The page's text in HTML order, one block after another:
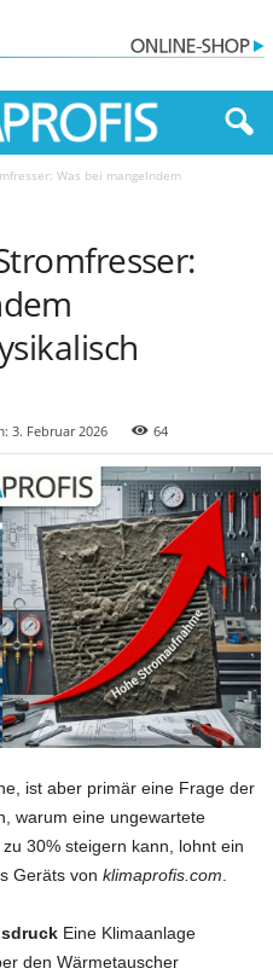
Was bei mangelndem
3. Februar 2026 64
ist aber primär eine Frage der
warum eine ungewartete
30% steigern kann, lohnt ein
Geräts von klimaprofis.com.
Eine Klimaanlage
den Wärmetauscher